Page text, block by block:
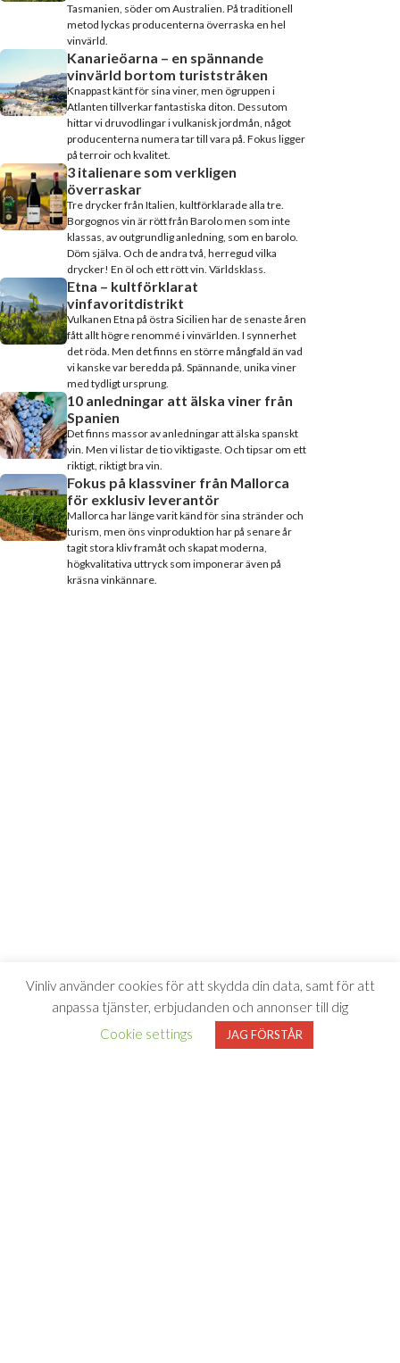
Tasmanien, söder om Australien. På traditionell
metod lyckas producenterna överraska en hel
vinvärld.
Kanarieöarna – en spännande
vinvärld bortom turiststråken
Knappast känt för sina viner, men ögruppen i
Atlanten tillverkar fantastiska diton. Dessutom
hittar vi druvodlingar i vulkanisk jordmån, något
producenterna numera tar till vara på. Fokus ligger
på terroir och kvalitet.
3 italienare som verkligen
överraskar
Tre drycker från Italien, kultförklarade alla tre.
Borgognos vin är rött från Barolo men som inte
klassas, av outgrundlig anledning, som en barolo.
Döm själva. Och de andra två, herregud vilka
drycker! En öl och ett rött vin. Världsklass.
Etna – kultförklarat
vinfavoritdistrikt
Vulkanen Etna på östra Sicilien har de senaste åren
fått allt högre renommé i vinvärlden. I synnerhet
det röda. Men det finns en större mångfald än vad
vi kanske var beredda på. Spännande, unika viner
med tydligt ursprung.
10 anledningar att älska viner från
Spanien
Det finns massor av anledningar att älska spanskt
vin. Men vi listar de tio viktigaste. Och tipsar om ett
riktigt, riktigt bra vin.
Fokus på klassviner från Mallorca
för exklusiv leverantör
Mallorca har länge varit känd för sina stränder och
turism, men öns vinproduktion har på senare år
tagit stora kliv framåt och skapat moderna,
högkvalitativa uttryck som imponerar även på
kräsna vinkännare.
Vinliv använder cookies för att skydda din data, samt för att
anpassa tjänster, erbjudanden och annonser till dig
Cookie settings
JAG FÖRSTÅR